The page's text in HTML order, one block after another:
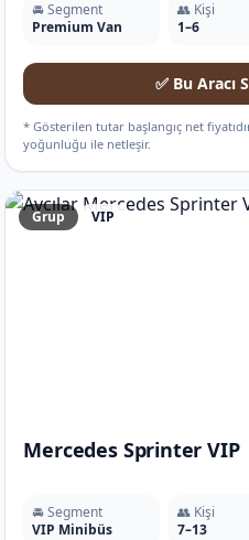
🚘 Segment
Premium Van
👥 Kişi
1–6
✅ Bu Aracı
* Gösterilen tutar başlangıç net
yoğunluğu ile netleşir.
Grup VIP
Mercedes Sprinter VIP
🚘 Segment
VIP Minibüs
👥 Kişi
7–13